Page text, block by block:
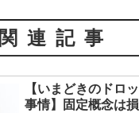
関連記事
【いまどきのドロ
事情】固定概念は